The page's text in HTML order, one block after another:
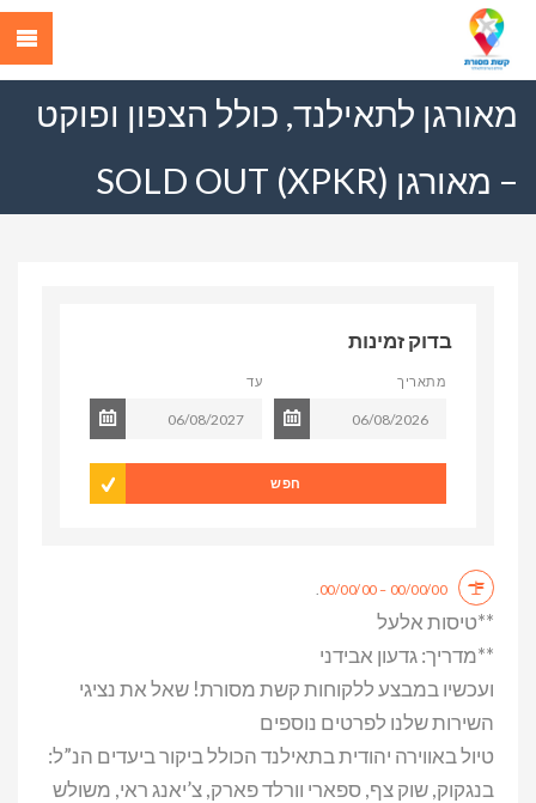
מאורגן לתאילנד, כולל הצפון ופוקט
– מאורגן (XPKR) SOLD OUT
בדוק זמינות
מתאריך עד
חפש
00/00/00 – 00/00/00
.
**טיסות אלעל
**מדריך: גדעון אבידני
ועכשיו במבצע ללקוחות קשת מסורת! שאל את נציגי
השירות שלנו לפרטים נוספים
טיול באווירה יהודית בתאילנד הכולל ביקור ביעדים הנ”ל:
בנגקוק, שוק צף, ספארי וורלד פארק, צ’יאנג ראי, משולש